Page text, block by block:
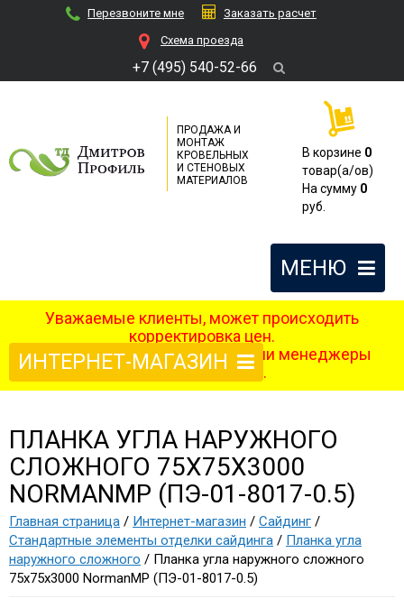
Перезвоните мне
Заказать расчет
Cхема проезда
+7 (495) 540-52-66
ПРОДАЖА И
МОНТАЖ
КРОВЕЛЬНЫХ
И СТЕНОВЫХ
МАТЕРИАЛОВ
В корзине 0
товар(a/ов)
На сумму 0
руб.
МЕНЮ
Уважаемые клиенты, может происходить
корректировка цен.
После оформления заказа наши менеджеры
свяжутся с вами.
ИНТЕРНЕТ-МАГАЗИН
ПЛАНКА УГЛА НАРУЖНОГО
СЛОЖНОГО 75Х75Х3000
NORMANMP (ПЭ-01-8017-0.5)
Главная страница / Интернет-магазин / Сайдинг /
Стандартные элементы отделки сайдинга / Планка угла
наружного сложного / Планка угла наружного сложного
75х75х3000 NormanMP (ПЭ-01-8017-0.5)